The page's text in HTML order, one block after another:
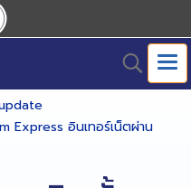
Express อินเทอร์เน็ตผ่าน